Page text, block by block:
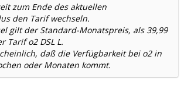
zum Ende des aktuellen
den Tarif wechseln.
gilt der Standard-Monatspreis, als 39,99
Tarif o2 DSL L.
daß die Verfügbarkeit bei o2 in
oder Monaten kommt.